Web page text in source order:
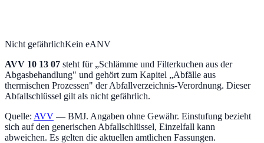
Nicht gefährlichKein eANV
AVV 10 13 07 steht für „Schlämme und Filterkuchen aus der
Abgasbehandlung" und gehört zum Kapitel „Abfälle aus
thermischen Prozessen" der Abfallverzeichnis-Verordnung. Dieser
Abfallschlüssel gilt als nicht gefährlich.
Quelle: AVV — BMJ. Angaben ohne Gewähr. Einstufung bezieht
sich auf den generischen Abfallschlüssel, Einzelfall kann
abweichen. Es gelten die aktuellen amtlichen Fassungen.